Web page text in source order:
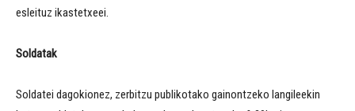
esleituz ikastetxeei.
Soldatak
Soldatei dagokionez, zerbitzu publikotako gainontzeko langileekin